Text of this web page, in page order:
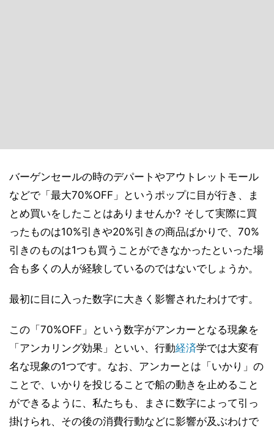
バーゲンセールの時のデパートやアウトレットモール
などで「最大70%OFF」というポップに目が行き、ま
とめ買いをしたことはありませんか? そして実際に買
ったものは10%引きや20%引きの商品ばかりで、70%
引きのものは1つも買うことができなかったといった場
合も多くの人が経験しているのではないでしょうか。
最初に目に入った数字に大きく影響されたわけです。
この「70%OFF」という数字がアンカーとなる現象を
「アンカリング効果」といい、行動経済学では大変有
名な現象の1つです。なお、アンカーとは「いかり」の
ことで、いかりを投じることで船の動きを止めること
ができるように、私たちも、まさに数字によって引っ
掛けられ、その後の消費行動などに影響が及ぶわけで